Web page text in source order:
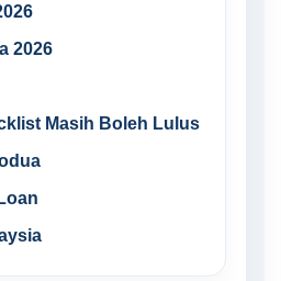
2026
Masih Boleh Lulus